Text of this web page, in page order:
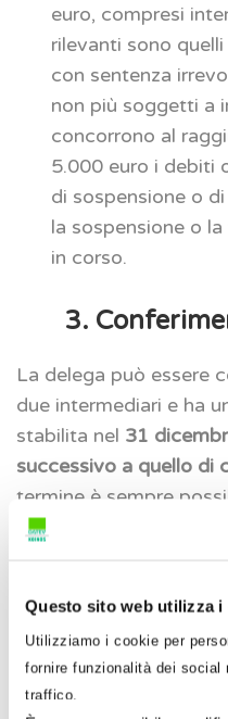
Questo sito web utilizza i
Utilizziamo i cookie per
fornire funzionalità dei social
traffico.
euro, compresi
rilevanti sono
con sentenza
non più soggetti a
concorrono al
5.000 euro i debiti
di sospensione o
la sospensione o
in corso.
3.
La delega può essere
due intermediari e ha
stabilita nel 31
successivo a quello di
termine è sempre
la rinuncia.
attivazione della
possono essere
entrate con diverse